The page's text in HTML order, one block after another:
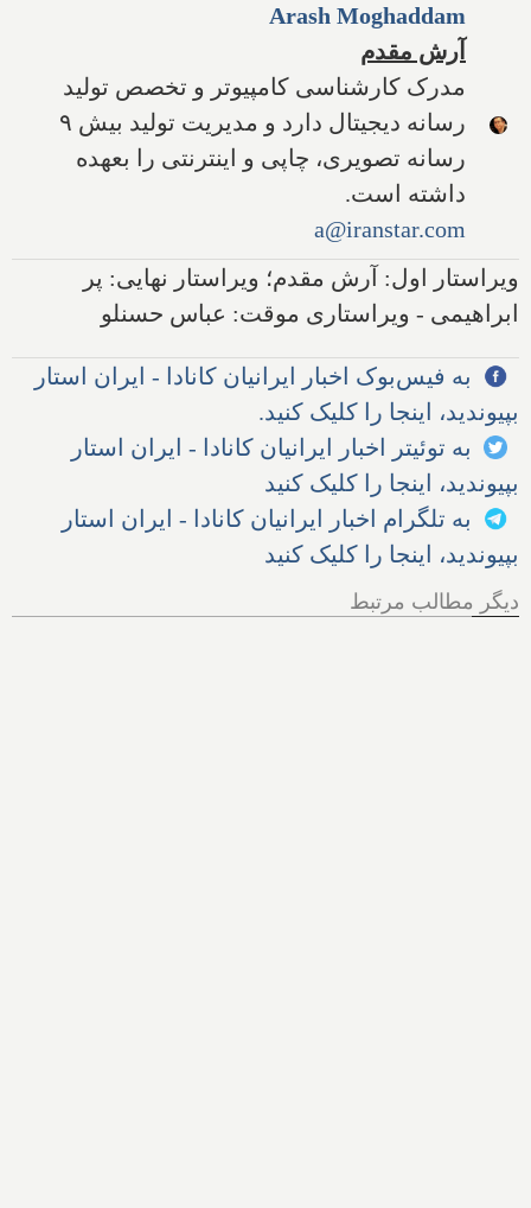
Arash Moghaddam
آرش مقدم
مدرک کارشناسی کامپیوتر و تخصص تولید
رسانه دیجیتال دارد و مدیریت تولید بیش ۹
رسانه تصویری، چاپی و اینترنتی را بعهده
داشته است.
a@iranstar.com
ویراستار اول: آرش مقدم؛ ویراستار نهایی: پر
ابراهیمی - ویراستاری موقت: عباس حسنلو
به فیس‌بوک اخبار ایرانیان کانادا - ایران استار
بپیوندید، اینجا را کلیک کنید.
به توئیتر اخبار ایرانیان کانادا - ایران استار
بپیوندید، اینجا را کلیک کنید
به تلگرام اخبار ایرانیان کانادا - ایران استار
بپیوندید، اینجا را کلیک کنید
دیگر مطالب مرتبط